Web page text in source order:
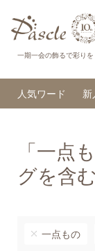
一期一会の飾るで彩り
人気ワード 新
「一点
グを含
一点もの